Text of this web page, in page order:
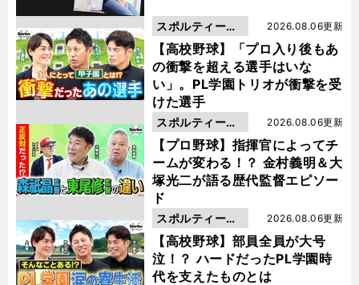
【高校野球】「プロ入り後もあ
の衝撃を超える選手はいな
い」。PL学園トリオが衝撃を受
けた選手
2026.08.06更新
スポルティーバ
動画
【プロ野球】指揮官によってチ
ームが変わる！？ 金村義明＆大
塚光二が語る歴代監督エピソー
ド
2026.08.06更新
スポルティーバ
動画
【高校野球】部員全員が大号
泣！？ ハードだったPL学園時
代を支えたものとは
2026.08.06更新
スポルティーバ
動画